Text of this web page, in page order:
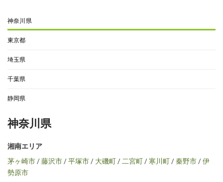
神奈川県
東京都
埼玉県
千葉県
静岡県
神奈川県
湘南エリア
茅ヶ崎市/藤沢市/平塚市/ 大磯町/二宮町/寒川町/秦野市/伊
勢原市